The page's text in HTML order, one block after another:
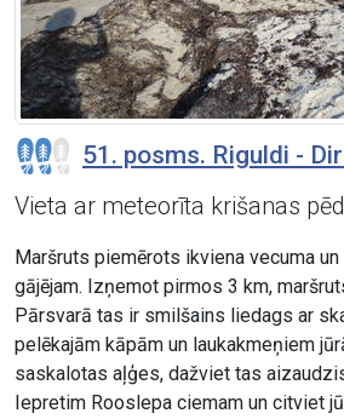
51. posms. Riguldi -
Vieta ar meteorīta krišanas
Maršruts piemērots ikviena vecuma
gājējam. Izņemot pirmos 3 km,
Pārsvarā tas ir smilšains liedags ar
pelēkajām kāpām un laukakmeņiem
saskalotas aļģes, dažviet tas
Iepretim Rooslepa ciemam un citviet